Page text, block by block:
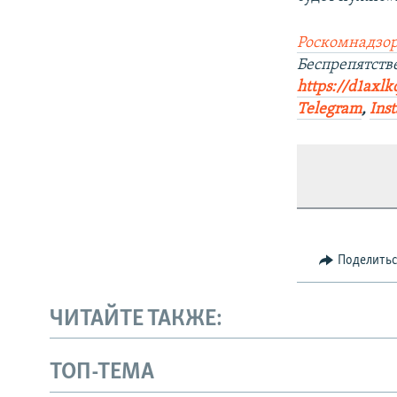
https://
Telegram,
ЧИТАЙТЕ ТАКЖЕ:
ТОП-ТЕМА